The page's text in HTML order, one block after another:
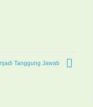
Tanggung Jawab